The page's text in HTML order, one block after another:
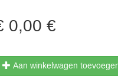
0,00 €
Aan winkelwagen